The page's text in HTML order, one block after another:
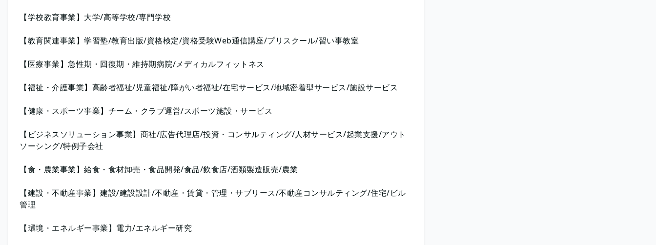
【学校教育事業】大学/高等学校/専門学校
【教育関連事業】学習塾/教育出版/資格検定/資格受験Web通信講座/プリスクール/習い事教室
【医療事業】急性期・回復期・維持期病院/メディカルフィットネス
【福祉・介護事業】高齢者福祉/児童福祉/障がい者福祉/在宅サービス/地域密着型サービス/施設サービス
【健康・スポーツ事業】チーム・クラブ運営/スポーツ施設・サービス
【ビジネスソリューション事業】商社/広告代理店/投資・コンサルティング/人材サービス/起業支援/アウト
ソーシング/特例子会社
【食・農業事業】給食・食材卸売・食品開発/食品/飲食店/酒類製造販売/農業
【建設・不動産事業】建設/建設設計/不動産・賃貸・管理・サブリース/不動産コンサルティング/住宅/ビル
管理
【環境・エネルギー事業】電力/エネルギー研究